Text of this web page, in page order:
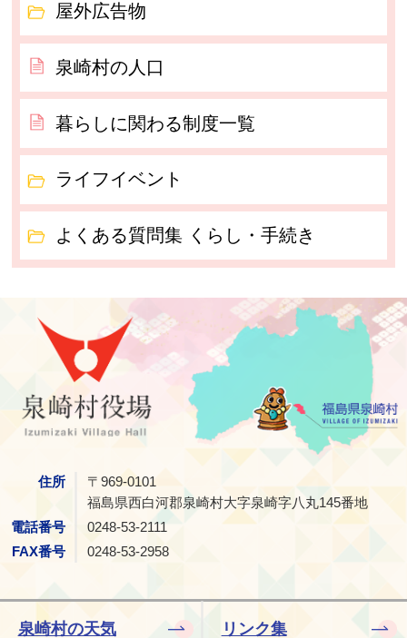
屋外広告物
泉崎村の人口
暮らしに関わる制度一覧
ライフイベント
よくある質問集 くらし・手続き
泉崎村
住所
〒969-0101
福島県西白河郡泉崎村大字泉崎字八丸145番地
電話番号
0248-53-2111
FAX番号
0248-53-2958
泉崎村の天気 リンク集